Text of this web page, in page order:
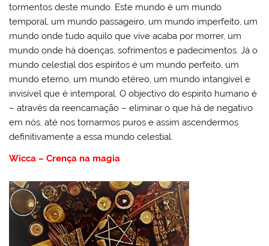
tormentos deste mundo. Este mundo é um mundo
temporal, um mundo passageiro, um mundo imperfeito, um
mundo onde tudo aquilo que vive acaba por morrer, um
mundo onde há doenças, sofrimentos e padecimentos. Já o
mundo celestial dos espíritos é um mundo perfeito, um
mundo eterno, um mundo etéreo, um mundo intangível e
invisível que é intemporal. O objectivo do espirito humano é
– através da reencarnação – eliminar o que há de negativo
em nós, até nos tornarmos puros e assim ascendermos
definitivamente a essa mundo celestial.
Wicca – Crença na magia